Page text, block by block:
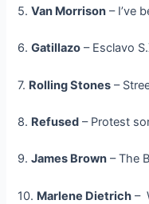
5.Van Morrison – I’ve
6.Gatillazo – Esclavo
7. Rolling Stones –
8. Refused – Protest
9.James Brown – The
10. Marlene Dietrich –